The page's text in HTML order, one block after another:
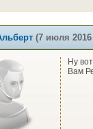
(7 июля 2016
Ну
Вам